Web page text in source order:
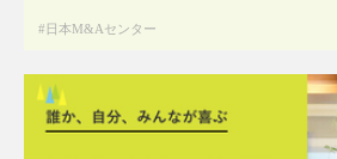
日本M&Aセンター